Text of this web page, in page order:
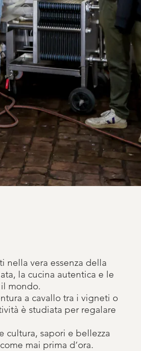
nella vera essenza della
la cucina autentica e le
mondo.
a cavallo tra i vigneti o
è studiata per regalare
cultura, sapori e bellezza
mai prima d’ora.